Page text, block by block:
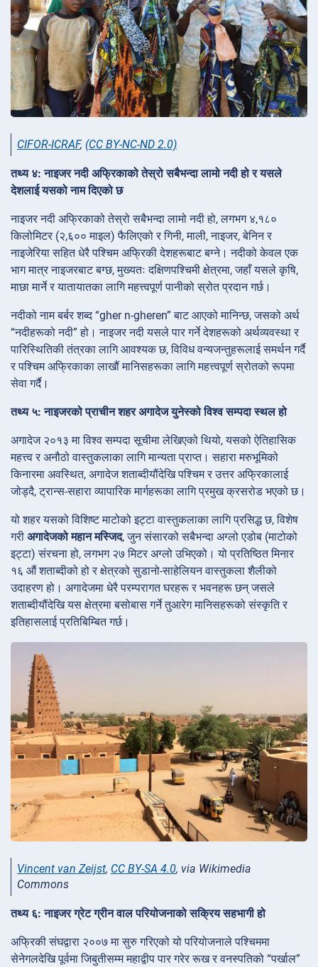
CIFOR-ICRAF, (CC BY-NC-ND 2.0)
तथ्य ४: नाइजर नदी अफ्रिकाको तेस्रो सबैभन्दा लामो नदी हो र यसले
देशलाई यसको नाम दिएको छ
नाइजर नदी अफ्रिकाको तेस्रो सबैभन्दा लामो नदी हो, लगभग ४,१८०
किलोमिटर (२,६०० माइल) फैलिएको र गिनी, माली, नाइजर, बेनिन र
नाइजेरिया सहित धेरै पश्चिम अफ्रिकी देशहरूबाट बग्ने। नदीको केवल एक
भाग मात्र नाइजरबाट बग्छ, मुख्यतः दक्षिणपश्चिमी क्षेत्रमा, जहाँ यसले कृषि,
माछा मार्ने र यातायातका लागि महत्त्वपूर्ण पानीको स्रोत प्रदान गर्छ।
नदीको नाम बर्बर शब्द “gher n-gheren” बाट आएको मानिन्छ, जसको अर्थ
“नदीहरूको नदी” हो। नाइजर नदी यसले पार गर्ने देशहरूको अर्थव्यवस्था र
पारिस्थितिकी तंत्रका लागि आवश्यक छ, विविध वन्यजन्तुहरूलाई समर्थन गर्दै
र पश्चिम अफ्रिकाका लाखौं मानिसहरूका लागि महत्त्वपूर्ण स्रोतको रूपमा
सेवा गर्दै।
तथ्य ५: नाइजरको प्राचीन शहर अगादेज युनेस्को विश्व सम्पदा स्थल हो
अगादेज २०१३ मा विश्व सम्पदा सूचीमा लेखिएको थियो, यसको ऐतिहासिक
महत्त्व र अनौठो वास्तुकलाका लागि मान्यता प्राप्त। सहारा मरुभूमिको
किनारमा अवस्थित, अगादेज शताब्दीयौंदेखि पश्चिम र उत्तर अफ्रिकालाई
जोड्दै, ट्रान्स-सहारा व्यापारिक मार्गहरूका लागि प्रमुख क्रसरोड भएको छ।
यो शहर यसको विशिष्ट माटोको इट्टा वास्तुकलाका लागि प्रसिद्ध छ, विशेष
गरी अगादेजको महान मस्जिद, जुन संसारको सबैभन्दा अग्लो एडोब (माटोको
इट्टा) संरचना हो, लगभग २७ मिटर अग्लो उभिएको। यो प्रतिष्ठित मिनार
१६ औं शताब्दीको हो र क्षेत्रको सुडानो-साहेलियन वास्तुकला शैलीको
उदाहरण हो। अगादेजमा धेरै परम्परागत घरहरू र भवनहरू छन् जसले
शताब्दीयौंदेखि यस क्षेत्रमा बसोबास गर्ने तुआरेग मानिसहरूको संस्कृति र
इतिहासलाई प्रतिबिम्बित गर्छ।
Vincent van Zeijst, CC BY-SA 4.0, via Wikimedia
Commons
तथ्य ६: नाइजर ग्रेट ग्रीन वाल परियोजनाको सक्रिय सहभागी हो
अफ्रिकी संघद्वारा २००७ मा सुरु गरिएको यो परियोजनाले पश्चिममा
सेनेगलदेखि पूर्वमा जिबुतीसम्म महाद्वीप पार गरेर रूख र वनस्पतिको “पर्खाल”